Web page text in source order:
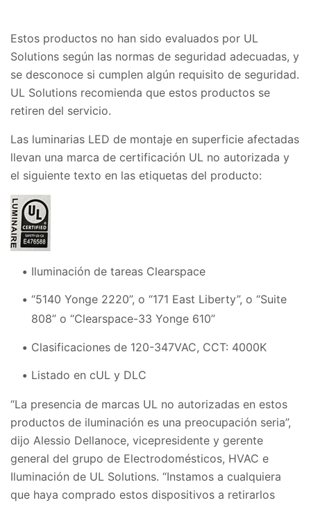
Estos productos no han sido evaluados por UL
Solutions según las normas de seguridad adecuadas, y
se desconoce si cumplen algún requisito de seguridad.
UL Solutions recomienda que estos productos se
retiren del servicio.
Las luminarias LED de montaje en superficie afectadas
llevan una marca de certificación UL no autorizada y
el siguiente texto en las etiquetas del producto:
Iluminación de tareas Clearspace
“5140 Yonge 2220”, o “171 East Liberty”, o “Suite
808” o “Clearspace-33 Yonge 610”
Clasificaciones de 120-347VAC, CCT: 4000K
Listado en cUL y DLC
“La presencia de marcas UL no autorizadas en estos
productos de iluminación es una preocupación seria”,
dijo Alessio Dellanoce, vicepresidente y gerente
general del grupo de Electrodomésticos, HVAC e
Iluminación de UL Solutions. “Instamos a cualquiera
que haya comprado estos dispositivos a retirarlos